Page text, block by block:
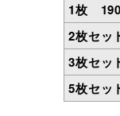
1枚
2枚セ
3枚セ
5枚セ